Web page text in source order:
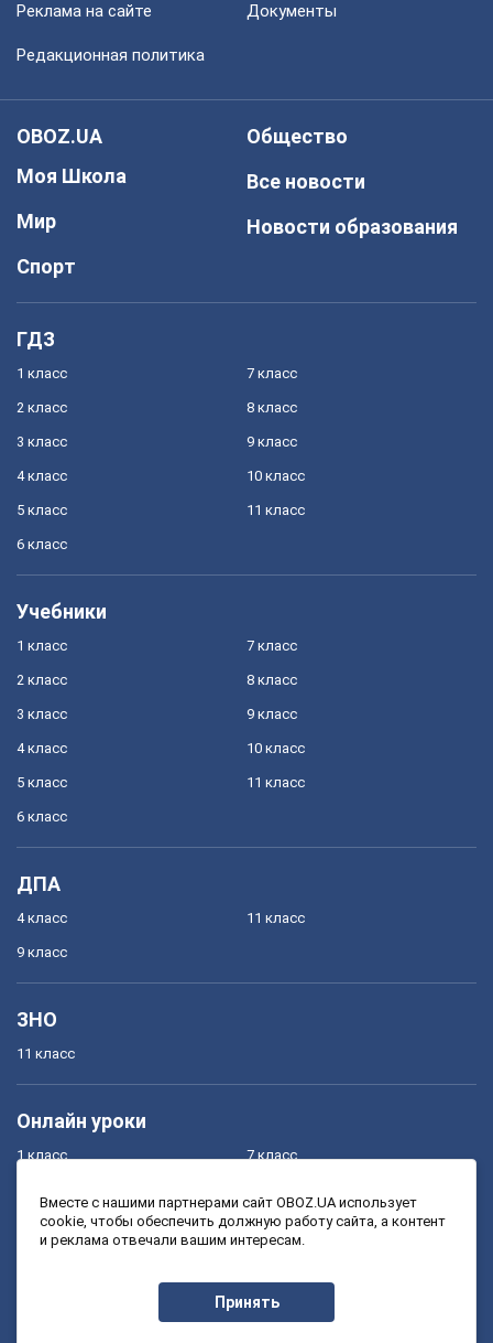
Реклама на сайте Документы
Редакционная политика
OBOZ.UA
Моя Школа
Мир
Спорт
Общество
Все новости
Новости образования
ГДЗ
1 класс
2 класс
3 класс
4 класс
5 класс
6 класс
7 класс
8 класс
9 класс
10 класс
11 класс
Учебники
1 класс
2 класс
3 класс
4 класс
5 класс
6 класс
7 класс
8 класс
9 класс
10 класс
11 класс
ДПА
4 класс
9 класс
11 класс
ЗНО
11 класс
Онлайн уроки
1 класс
3 класс
7 класс
9 класс
Вместе с нашими партнерами сайт OBOZ.UA использует
cookie, чтобы обеспечить должную работу сайта, а контент
и реклама отвечали вашим интересам.
Принять